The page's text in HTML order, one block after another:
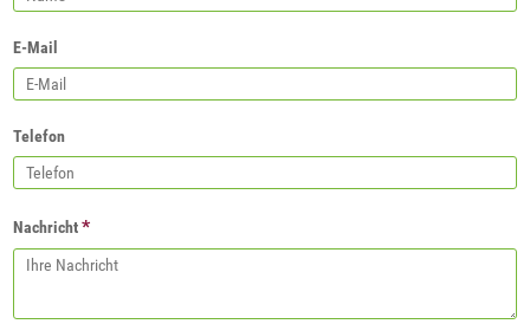
E-Mail
Telefon
Nachricht*